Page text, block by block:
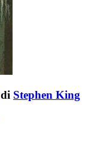
di Stephen King